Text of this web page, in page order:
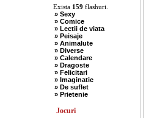
Exista 159 flashuri.
» Sexy
» Comice
» Lectii de viata
» Peisaje
» Animalute
» Diverse
» Calendare
» Dragoste
» Felicitari
» Imaginatie
» De suflet
» Prietenie
Jocuri